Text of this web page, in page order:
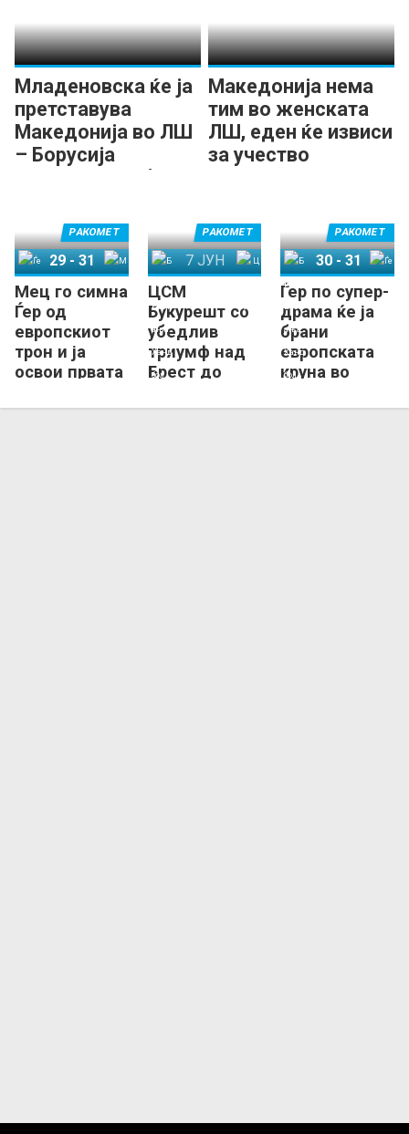
Младеновска ќе ја
претставува
Македонија во ЛШ
– Борусија
Дортмунд доби
Македонија нема
тим во женската
ЛШ, еден ќе извиси
за учество
Мец го симна
Ѓер од
европскиот
трон и ја
освои првата
ЛШ!
РАКОМЕТ
Ѓер
29 -31
Мец
ЦСМ
Букурешт со
убедлив
триумф над
Брест до
медал во
РАКОМЕТ
Брест Бретања Хандбол
7 ЈУН
Ѓер по супер-
драма ќе ја
брани
европската
круна во
РАКОМЕТ
Брест Бретања Хандбол
30- 31
Ѓер